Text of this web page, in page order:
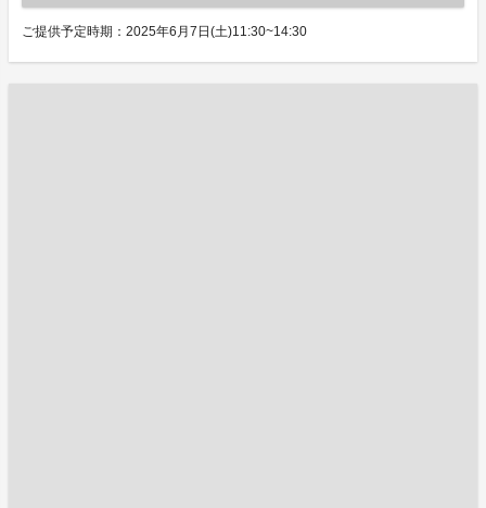
ご提供予定時期：2025年6月7日(土)11:30~14:30